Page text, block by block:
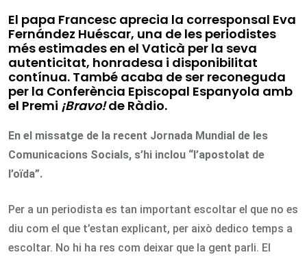
El papa Francesc aprecia la corresponsal Eva
Fernández Huéscar, una de les periodistes
més estimades en el Vaticà per la seva
autenticitat, honradesa i disponibilitat
contínua. També acaba de ser reconeguda
per la Conferència Episcopal Espanyola amb
el Premi ¡Bravo!de Ràdio.
En el missatge de la recent Jornada Mundial de les
Comunicacions Socials, s’hi inclou “l’apostolat de
l’oïda”.
Per a un periodista es tan important escoltar el que no es
diu com el que t’estan explicant, per això dedico temps a
escoltar. No hi ha res com deixar que la gent parli. El